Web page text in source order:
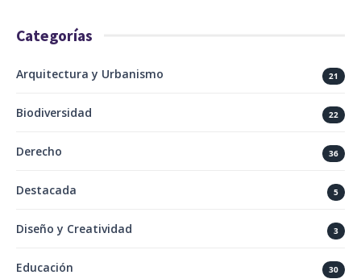
Categorías
Arquitectura y Urbanismo 21
Biodiversidad 22
Derecho 36
Destacada 5
Diseño y Creatividad 3
Educación 30